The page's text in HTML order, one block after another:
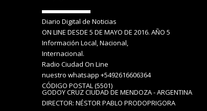
Diario Digital de Noticias
ON LINE DESDE 5 DE MAYO DE 2016. AÑO 5
Información Local, Nacional,
Internacional.
Radio Ciudad On Line
nuestro whatsapp +5492616606364
CÓDIGO POSTAL (5501)
GODOY CRUZ CIUDAD DE MENDOZA - ARGENTINA
DIRECTOR: NÉSTOR PABLO PRODOPRIGORA